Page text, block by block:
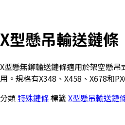
X型懸吊輸送鏈條
X型懸無鉚輸送鏈條適用於架空懸
用。規格有X348、X458、X678和
分類 特殊鏈條標籤X型懸吊輸送鏈